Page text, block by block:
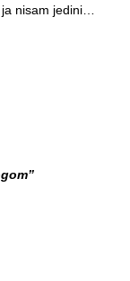
nisam jedini…